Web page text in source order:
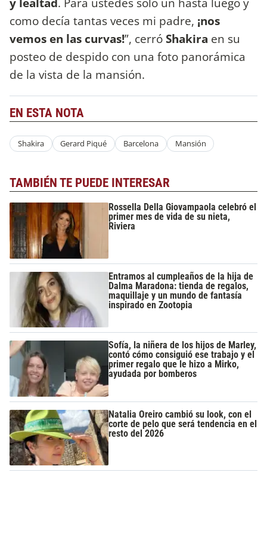
como decía tantas veces mi padre, ¡nos
vemos en las curvas!”, cerróShakira en su
posteo de despido con una foto panorámica
de la vista de la mansión.
EN ESTA NOTA
Shakira Gerard Piqué Barcelona Mansión
TAMBIÉN TE PUEDE INTERESAR
Rossella Della Giovampaola celebró el
primer mes de vida de su nieta,
Riviera
Entramos al cumpleaños de la hija de
Dalma Maradona: tienda de regalos,
maquillaje y un mundo de fantasía
inspirado en Zootopia
Sofía, la niñera de los hijos de Marley,
contó cómo consiguió ese trabajo y el
primer regalo que le hizo a Mirko,
ayudada por bomberos
Natalia Oreiro cambió su look, con el
corte de pelo que será tendencia en el
resto del 2026